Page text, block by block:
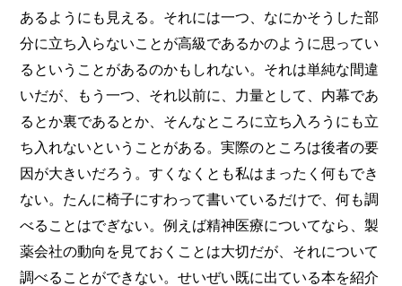
あるようにも見える。それには一つ、なにかそうした部
分に立ち入らないことが高級であるかのように思ってい
るということがあるのかもしれない。それは単純な間違
いだが、もう一つ、それ以前に、力量として、内幕であ
るとか裏であるとか、そんなところに立ち入ろうにも立
ち入れないということがある。実際のところは後者の要
因が大きいだろう。すくなくとも私はまったく何もでき
ない。たんに椅子にすわって書いているだけで、何も調
べることはでぎない。例えば精神医療についてなら、製
薬会社の動向を見ておくことは大切だが、それについて
調べることができない。せいぜい既に出ている本を紹介